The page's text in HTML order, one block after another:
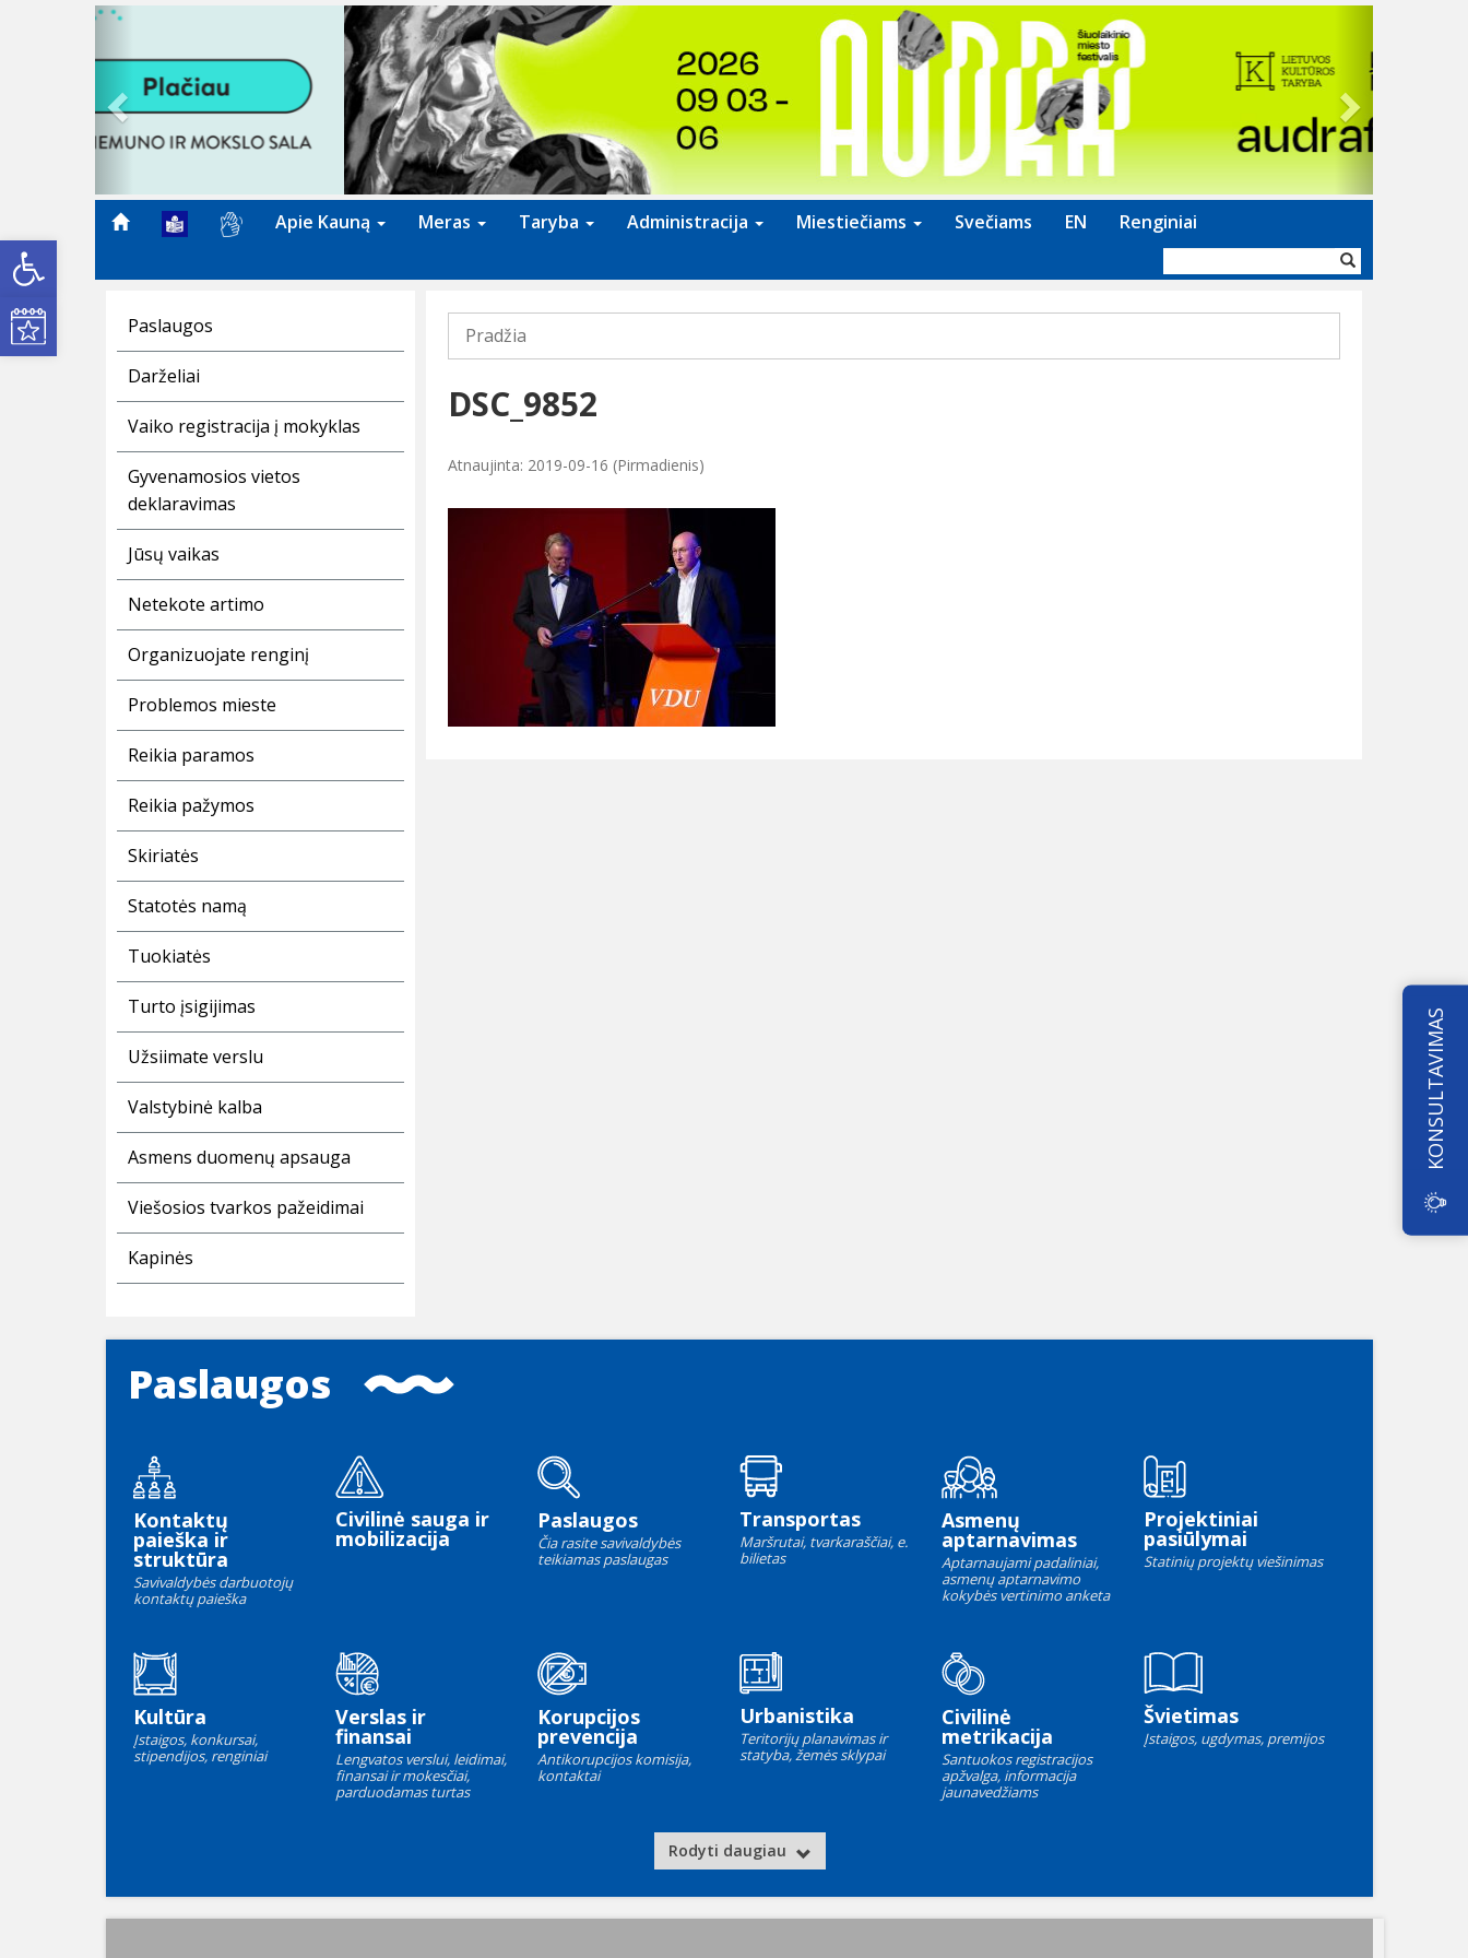
Open toolbar
Kultūros renginiai
Previous
Apie Kauną Meras Taryba Administracija Miestiečiams Svečiams EN Renginiai
forma
Paslaugos
Darželiai
Vaiko registracija į mokyklas
Gyvenamosios vietos
deklaravimas
Jūsų vaikas
Netekote artimo
Organizuojate renginį
Problemos mieste
Reikia paramos
Reikia pažymos
Skiriatės
Statotės namą
Tuokiatės
Turto įsigijimas
Užsiimate verslu
Valstybinė kalba
Asmens duomenų apsauga
Viešosios tvarkos pažeidimai
Kapinės
Pradžia
DSC_9852
Atnaujinta: 2019-09-16 (Pirmadienis)
Paslaugos
Kontaktų
paieška ir
struktūra
Savivaldybės darbuotojų
kontaktų paieška
Civilinė sauga ir
mobilizacija
Paslaugos
Čia rasite savivaldybės
teikiamas paslaugas
Transportas
Maršrutai, tvarkaraščiai, e.
bilietas
Asmenų
aptarnavimas
Aptarnaujami padaliniai,
asmenų aptarnavimo
kokybės vertinimo anketa
Projektiniai
pasiūlymai
Statinių projektų viešinimas
Kultūra
Įstaigos, konkursai,
stipendijos, renginiai
Verslas ir
finansai
Lengvatos verslui, leidimai,
finansai ir mokesčiai,
parduodamas turtas
Korupcijos
prevencija
Antikorupcijos komisija,
kontaktai
Urbanistika
Teritorijų planavimas ir
statyba, žemės sklypai
Civilinė
metrikacija
Santuokos registracijos
apžvalga, informacija
jaunavedžiams
Švietimas
Įstaigos, ugdymas, premijos
Rodyti daugiau
KONSULTAVIMAS